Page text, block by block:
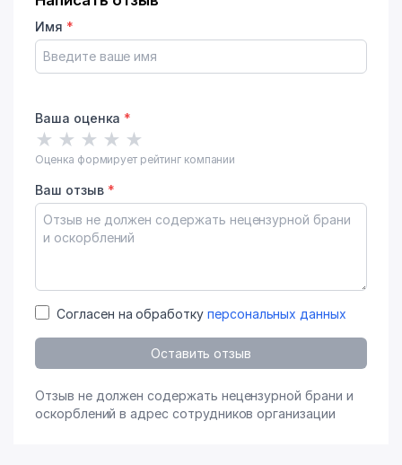
Имя *
Ваша оценка *
★ ★ ★ ★ ★
Оценка формирует рейтинг компании
Ваш отзыв *
Согласен на обработку персональных данных
Оставить отзыв
Отзыв не должен содержать нецензурной брани и
оскорблений в адрес сотрудников организации